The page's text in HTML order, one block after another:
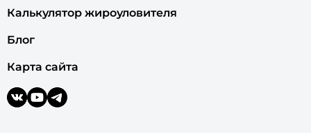
Калькулятор жироуловителя
Блог
Карта сайта